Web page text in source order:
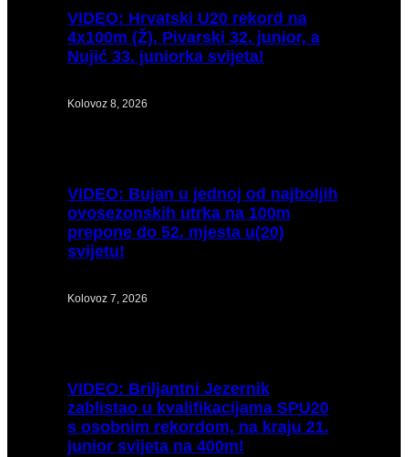
VIDEO: Hrvatski U20 rekord na
4x100m (Ž), Pivarski 32. junior, a
Nujić 33. juniorka svijeta!
Kolovoz 8, 2026
VIDEO: Bujan u jednoj od najboljih
ovosezonskih utrka na 100m
prepone do 52. mjesta u(20)
svijetu!
Kolovoz 7, 2026
VIDEO: Briljantni Jezernik
zablistao u kvalifikacijama SPU20
s osobnim rekordom, na kraju 21.
junior svijeta na 400m!